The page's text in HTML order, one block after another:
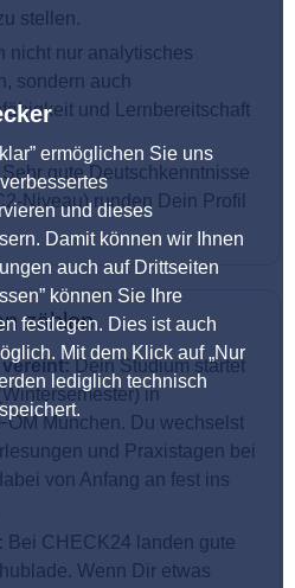
ermöglichen Sie uns
und dieses
Damit können wir Ihnen
auch auf Drittseiten
können Sie Ihre
festlegen. Dies ist auch
Mit dem Klick auf „Nur
lediglich technisch
stellen.
nicht nur analytisches
sondern auch
und Lernbereitschaft
Sehr gute Deutschkenntnisse
Niveau) runden Dein Profil
zählen
vereint:Dein Studium startet
in
München. Du wechselst
und Praxistagen bei
von Anfang an fest ins
Bei CHECK24 landen gute
Wenn Dir etwas